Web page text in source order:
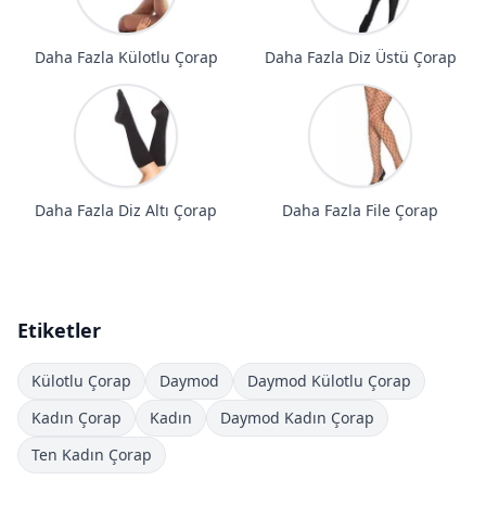
Daha Fazla Külotlu Çorap Daha Fazla Diz Üstü Çorap
Daha Fazla Diz Altı Çorap Daha Fazla File Çorap
Etiketler
Külotlu Çorap Daymod
Daymod Külotlu Çorap
Kadın Çorap
Kadın
Daymod Kadın Çorap
Ten Kadın Çorap